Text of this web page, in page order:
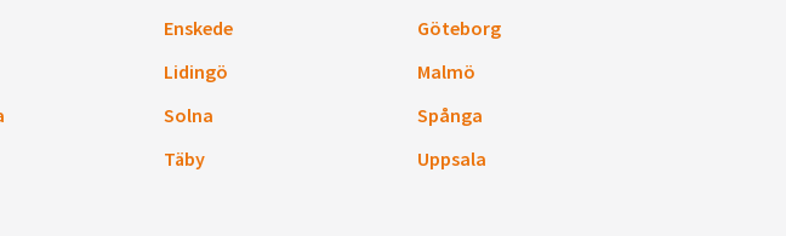
Enskede
Göteborg
Lidingö
Malmö
Solna
Spånga
Täby
Uppsala